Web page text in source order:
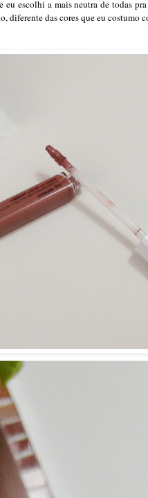
eu escolhi a mais neutra de todas
diferente das cores que eu costumo